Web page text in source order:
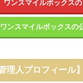
ワンスマイルボックス
ワンスマイルボックスの
理人プロフィール】